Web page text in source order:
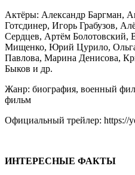
Актёры: Александр Баргман,
Готсдинер, Игорь Грабузов,
Сердцев, Артём Болотовский,
Мищенко, Юрий Цурило,
Павлова, Марина Денисова,
Быков и др.
Жанр: биография, военный
фильм
Официальный трейлер: https://
ИНТЕРЕСНЫЕ ФАКТЫ